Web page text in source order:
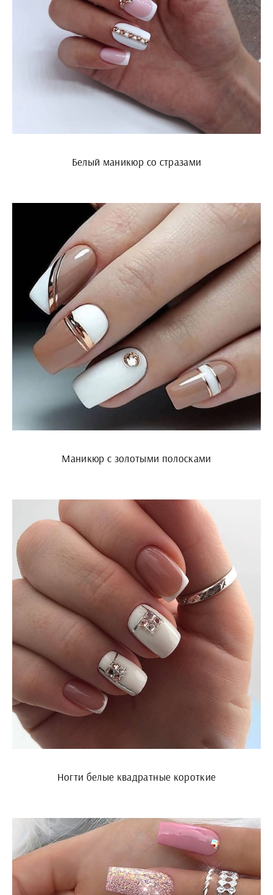
Белый маникюр со стразами
Маникюр с золотыми полосками
Ногти белые квадратные короткие